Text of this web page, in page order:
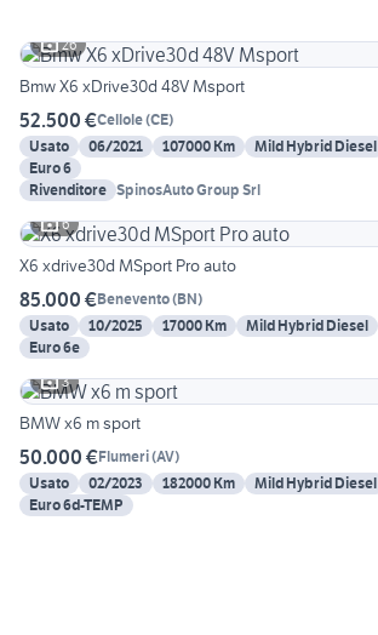
26
Bmw X6 xDrive30d 48V Msport
52.500 €Cellole(CE)
Usato
06/2021 107000 Km Mild Hybrid Diesel
Euro 6
Rivenditore SpinosAuto Group Srl
6
X6 xdrive30d MSport Pro auto
85.000 €Benevento(BN)
Usato
10/2025 17000 Km Mild Hybrid Diesel
Euro 6e
3
BMW x6 m sport
50.000 €Flumeri(AV)
Usato
02/2023 182000 Km Mild Hybrid Diesel
Euro 6d-TEMP